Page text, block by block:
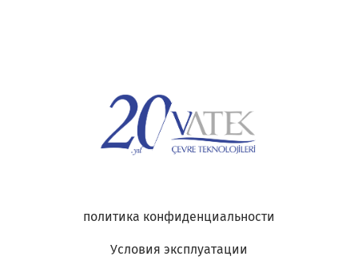
политика конфиденциальности
Условия эксплуатации